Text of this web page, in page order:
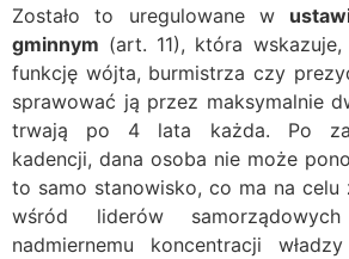
Zostało to uregulowane w
gminnym (art. 11), która
funkcję wójta, burmistrza czy
sprawować ją przez maksymalnie
trwają po 4 lata każda. Po
kadencji, dana osoba nie może
to samo stanowisko, co ma na celu
wśród liderów
nadmiernemu koncentracji